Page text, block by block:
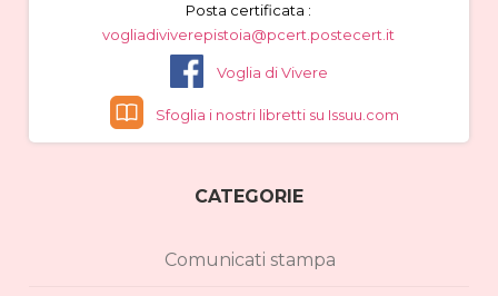
Posta certificata :
vogliadiviverepistoia@pcert.postecert.it
Voglia di Vivere
Sfoglia i nostri libretti su Issuu.com
CATEGORIE
Comunicati stampa